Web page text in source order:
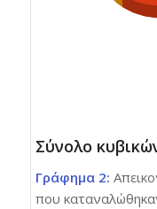
Σύνολο
Γράφημα 2:
που